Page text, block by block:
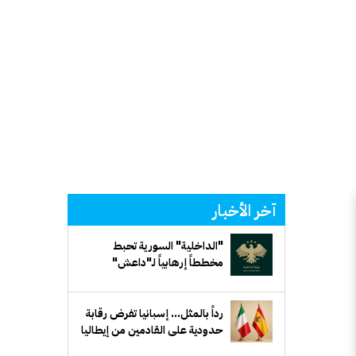
آخر الأخبار
"الداخلية" السورية تحبط
مخططاً إرهابياً لـ"داعش"
دمشق
رداً بالمثل... إسبانيا تفرض رقابة
حدودية على القادمين من إيطاليا